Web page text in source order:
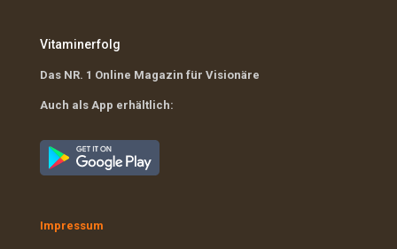
Vitaminerfolg
Das NR. 1 Online Magazin für Visionäre
Auch als App erhältlich:
Impressum